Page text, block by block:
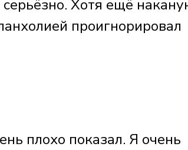
Хотя ещё
проигнорировал
плохо показал. Я очень